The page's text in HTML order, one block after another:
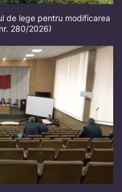
de lege pentru modificarea
280/2026)